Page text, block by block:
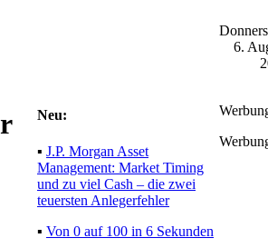
6.
Neu:
▪ J.P. Morgan Asset
Management: Market Timing
und zu viel Cash – die zwei
teuersten Anlegerfehler
▪ Von 0 auf 100 in 6
Werbung
Werbung